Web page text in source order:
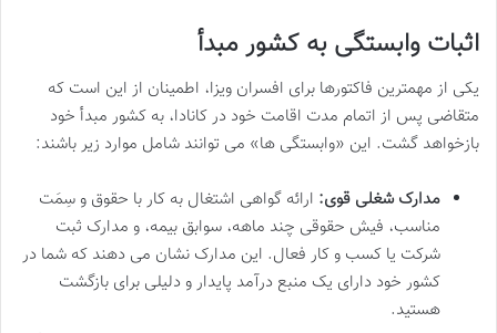
اثبات وابستگی به کشور مبدأ
یکی از مهمترین فاکتورها برای افسران ویزا، اطمینان از این است که
متقاضی پس از اتمام مدت اقامت خود در کانادا، به کشور مبدأ خود
بازخواهد گشت. این «وابستگی ها» می توانند شامل موارد زیر باشند:
مدارک شغلی قوی: ارائه گواهی اشتغال به کار با حقوق و سِمَت
مناسب، فیش حقوقی چند ماهه، سوابق بیمه، و مدارک ثبت
شرکت یا کسب و کار فعال. این مدارک نشان می دهند که شما در
کشور خود دارای یک منبع درآمد پایدار و دلیلی برای بازگشت
هستید.